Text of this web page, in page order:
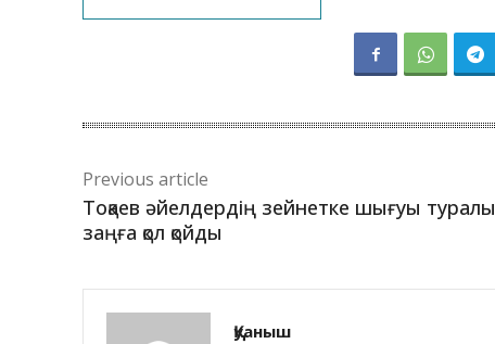
Previous article
Тоқаев әйелдердің зейнетке шығуы туралы
заңға қол қойды
Қуаныш